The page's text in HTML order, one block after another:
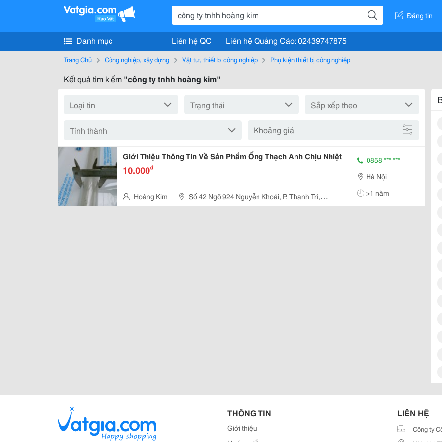
Đăng tin
Danh mục Liên hệ QC Liên hệ Quảng Cáo: 02439747875
Trang Chủ Công nghiệp, xây dựng Vật tư, thiết bị công nghiệp Phụ kiện thiết bị công nghiệp
Kết quả tìm kiếm "công ty tnhh hoàng kim"
Khoảng giá
Giới Thiệu Thông Tin Về Sản Phẩm Ống Thạch Anh Chịu Nhiệt
10.000₫
Hoàng Kim
Số 42 Ngõ 924 Nguyễn Khoái, P. Thanh Trì,
Hoàng Mai, Hà Nội
0858 *** ***
Hà Nội
>1 năm
THÔNG TIN
Giới thiệu
LIÊN HỆ
Công ty